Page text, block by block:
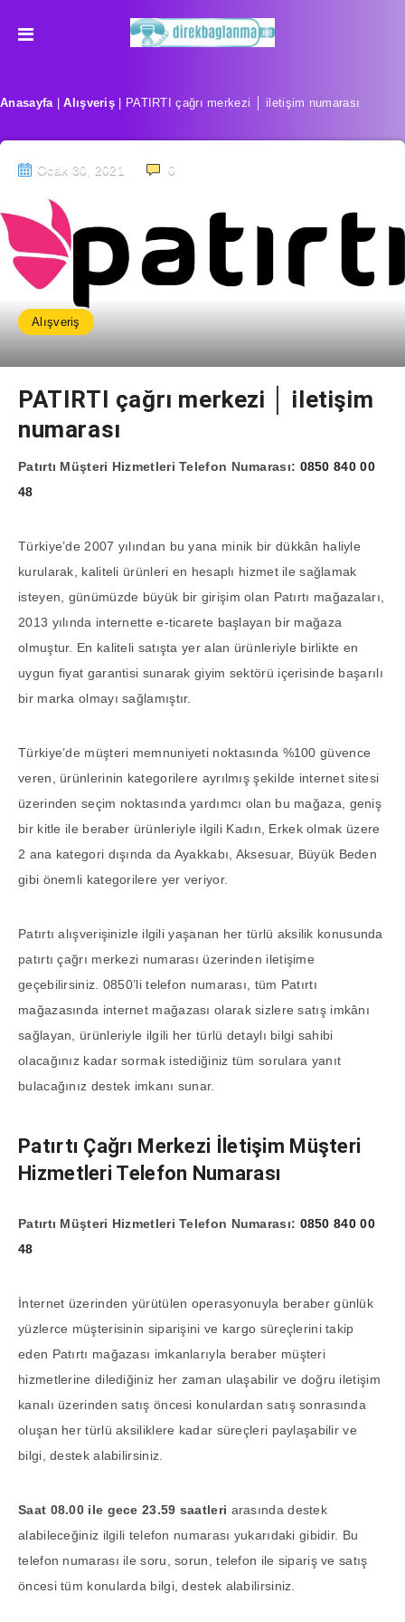
Anasayfa|Alışveriş PATIRTI çağrı merkezi │ iletişim numarası
Ocak 30, 2021 0
Alışveriş
PATIRTI çağrı merkezi │ iletişim
numarası
Patırtı Müşteri Hizmetleri Telefon Numarası: 0850 840 00
48
Türkiye’de 2007 yılından bu yana minik bir dükkân haliyle
kurularak, kaliteli ürünleri en hesaplı hizmet ile sağlamak
isteyen, günümüzde büyük bir girişim olan Patırtı mağazaları,
2013 yılında internette e-ticarete başlayan bir mağaza
olmuştur. En kaliteli satışta yer alan ürünleriyle birlikte en
uygun fiyat garantisi sunarak giyim sektörü içerisinde başarılı
bir marka olmayı sağlamıştır.
Türkiye’de müşteri memnuniyeti noktasında %100 güvence
veren, ürünlerinin kategorilere ayrılmış şekilde internet sitesi
üzerinden seçim noktasında yardımcı olan bu mağaza, geniş
bir kitle ile beraber ürünleriyle ilgili Kadın, Erkek olmak üzere
2 ana kategori dışında da Ayakkabı, Aksesuar, Büyük Beden
gibi önemli kategorilere yer veriyor.
Patırtı alışverişinizle ilgili yaşanan her türlü aksilik konusunda
patırtı çağrı merkezi numarası üzerinden iletişime
geçebilirsiniz. 0850’li telefon numarası, tüm Patırtı
mağazasında internet mağazası olarak sizlere satış imkânı
sağlayan, ürünleriyle ilgili her türlü detaylı bilgi sahibi
olacağınız kadar sormak istediğiniz tüm sorulara yanıt
bulacağınız destek imkanı sunar.
Patırtı Çağrı Merkezi İletişim Müşteri
Hizmetleri Telefon Numarası
Patırtı Müşteri Hizmetleri Telefon Numarası: 0850 840 00
48
İnternet üzerinden yürütülen operasyonuyla beraber günlük
yüzlerce müşterisinin siparişini ve kargo süreçlerini takip
eden Patırtı mağazası imkanlarıyla beraber müşteri
hizmetlerine dilediğiniz her zaman ulaşabilir ve doğru iletişim
kanalı üzerinden satış öncesi konulardan satış sonrasında
oluşan her türlü aksiliklere kadar süreçleri paylaşabilir ve
bilgi, destek alabilirsiniz.
Saat 08.00 ile gece 23.59 saatleri arasında destek
alabileceğiniz ilgili telefon numarası yukarıdaki gibidir. Bu
telefon numarası ile soru, sorun, telefon ile sipariş ve satış
öncesi tüm konularda bilgi, destek alabilirsiniz.